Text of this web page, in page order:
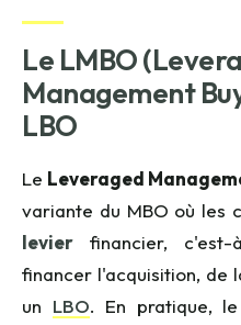
Le LMBO (
Management
LBO
Le Leveraged
variante du MBO où les
levier financier,
financer l'acquisition, de
un LBO. En pratique,